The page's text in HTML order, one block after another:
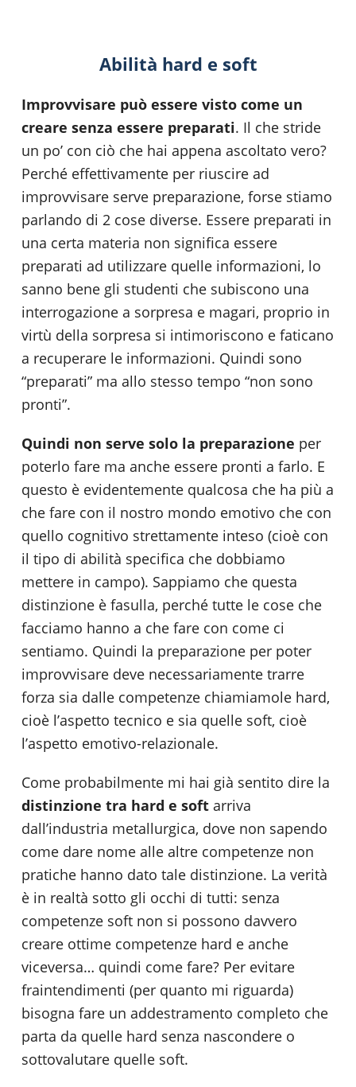
Abilità hard e soft
Improvvisare può essere visto come un
creare senza essere preparati. Il che stride
un po’ con ciò che hai appena ascoltato vero?
Perché effettivamente per riuscire ad
improvvisare serve preparazione, forse stiamo
parlando di 2 cose diverse. Essere preparati in
una certa materia non significa essere
preparati ad utilizzare quelle informazioni, lo
sanno bene gli studenti che subiscono una
interrogazione a sorpresa e magari, proprio in
virtù della sorpresa si intimoriscono e faticano
a recuperare le informazioni. Quindi sono
“preparati” ma allo stesso tempo “non sono
pronti”.
Quindi non serve solo la preparazione per
poterlo fare ma anche essere pronti a farlo. E
questo è evidentemente qualcosa che ha più a
che fare con il nostro mondo emotivo che con
quello cognitivo strettamente inteso (cioè con
il tipo di abilità specifica che dobbiamo
mettere in campo). Sappiamo che questa
distinzione è fasulla, perché tutte le cose che
facciamo hanno a che fare con come ci
sentiamo. Quindi la preparazione per poter
improvvisare deve necessariamente trarre
forza sia dalle competenze chiamiamole hard,
cioè l’aspetto tecnico e sia quelle soft, cioè
l’aspetto emotivo-relazionale.
Come probabilmente mi hai già sentito dire la
distinzione tra hard e soft arriva
dall’industria metallurgica, dove non sapendo
come dare nome alle altre competenze non
pratiche hanno dato tale distinzione. La verità
è in realtà sotto gli occhi di tutti: senza
competenze soft non si possono davvero
creare ottime competenze hard e anche
viceversa… quindi come fare? Per evitare
fraintendimenti (per quanto mi riguarda)
bisogna fare un addestramento completo che
parta da quelle hard senza nascondere o
sottovalutare quelle soft.